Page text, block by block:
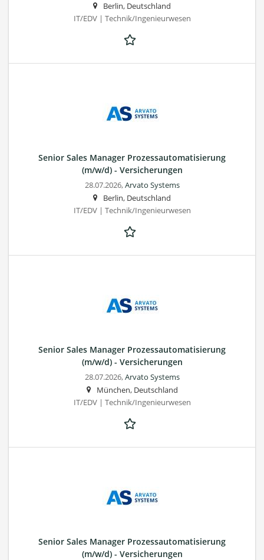
Berlin, Deutschland
IT/EDV | Technik/Ingenieurwesen
Senior Sales Manager Prozessautomatisierung
(m/w/d) - Versicherungen
28.07.2026,Arvato Systems
Berlin, Deutschland
IT/EDV | Technik/Ingenieurwesen
Senior Sales Manager Prozessautomatisierung
(m/w/d) - Versicherungen
28.07.2026,Arvato Systems
München, Deutschland
IT/EDV | Technik/Ingenieurwesen
Senior Sales Manager Prozessautomatisierung
(m/w/d) - Versicherungen